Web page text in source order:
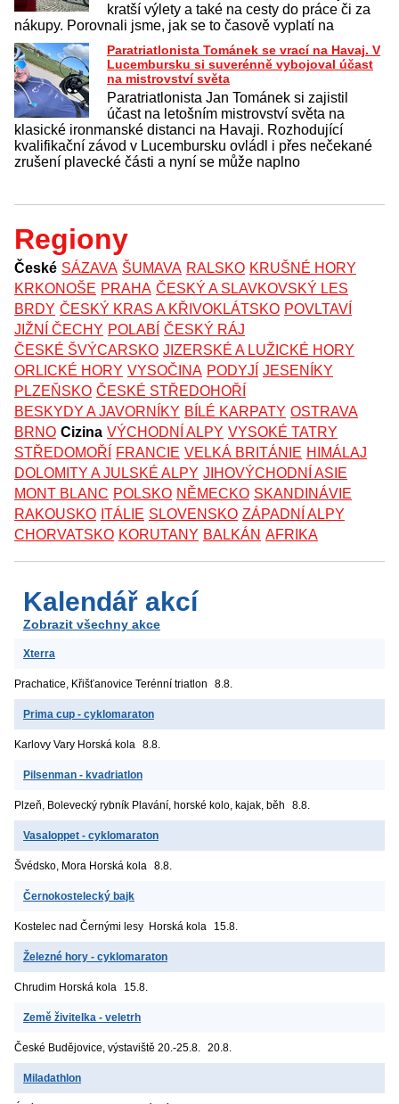
kratší výlety a také na cesty do práce či za
nákupy. Porovnali jsme, jak se to časově vyplatí na
Paratriatlonista Tománek se vrací na Havaj. V
Lucembursku si suverénně vybojoval účast
na mistrovství světa
Paratriatlonista Jan Tománek si zajistil
účast na letošním mistrovství světa na
klasické ironmanské distanci na Havaji. Rozhodující
kvalifikační závod v Lucembursku ovládl i přes nečekané
zrušení plavecké části a nyní se může naplno
Regiony
České SÁZAVA ŠUMAVA RALSKO KRUŠNÉ HORY
KRKONOŠE PRAHA ČESKÝ A SLAVKOVSKÝ LES
BRDY ČESKÝ KRAS A KŘIVOKLÁTSKO POVLTAVÍ
JIŽNÍ ČECHY POLABÍ ČESKÝ RÁJ
ČESKÉ ŠVÝCARSKO JIZERSKÉ A LUŽICKÉ HORY
ORLICKÉ HORY VYSOČINA PODYJÍ JESENÍKY
PLZEŇSKO ČESKÉ STŘEDOHOŘÍ
BESKYDY A JAVORNÍKY BÍLÉ KARPATY OSTRAVA
BRNO Cizina VÝCHODNÍ ALPY VYSOKÉ TATRY
STŘEDOMOŘÍ
FRANCIE VELKÁ BRITÁNIE HIMÁLAJ
DOLOMITY A JULSKÉ ALPY JIHOVÝCHODNÍ ASIE
MONT BLANC POLSKO NĚMECKO SKANDINÁVIE
RAKOUSKO ITÁLIE SLOVENSKO ZÁPADNÍ ALPY
CHORVATSKO KORUTANY BALKÁN AFRIKA
Kalendář akcí
Zobrazit všechny akce
Xterra
Prachatice, Křišťanovice Terénní triatlon 8.8.
Prima cup - cyklomaraton
Karlovy Vary Horská kola 8.8.
Pilsenman - kvadriatlon
Plzeň, Bolevecký rybník Plavání, horské kolo, kajak, běh 8.8.
Vasaloppet - cyklomaraton
Švédsko, Mora Horská kola 8.8.
Černokostelecký bajk
Kostelec nad Černými lesy Horská kola 15.8.
Železné hory - cyklomaraton
Chrudim Horská kola 15.8.
Země živitelka - veletrh
České Budějovice, výstaviště 20.-25.8. 20.8.
Miladathlon